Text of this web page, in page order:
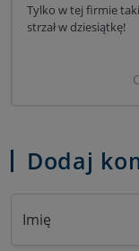
Tylko w tej firmie
strzał w dziesiątkę!
Dodaj
Imię